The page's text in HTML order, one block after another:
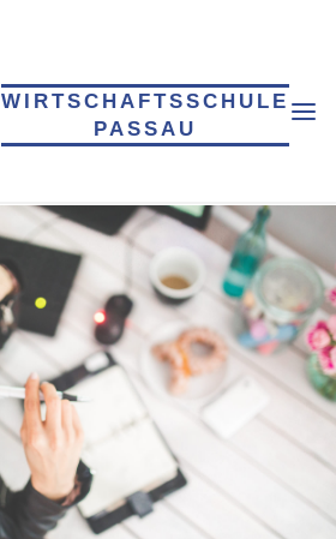
WIRTSCHAFTSSCHULE
PASSAU